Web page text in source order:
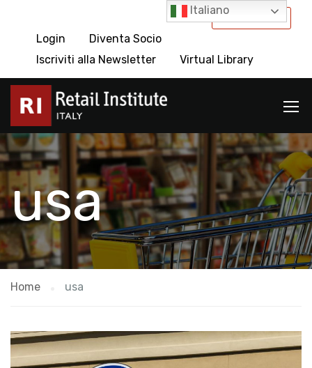
International
Login
Diventa Socio
Iscriviti alla Newsletter
Virtual Library
usa
Home usa
Italiano